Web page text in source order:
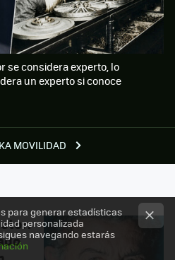
MOVILIDAD
se considera experto, lo
un experto si conoce
para generar estadísticas
personalizada
navegando estarás